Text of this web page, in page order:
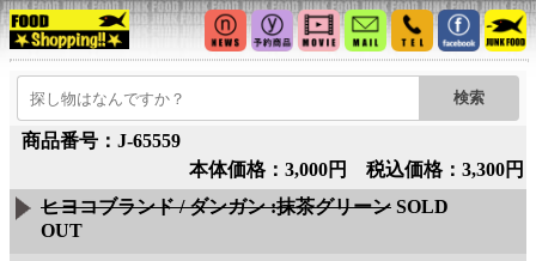
商品番号：J-65559
本体価格：3,000円 税込価格：3,300円
ヒヨコブランド / ダンガン :抹茶グリーン SOLD
OUT